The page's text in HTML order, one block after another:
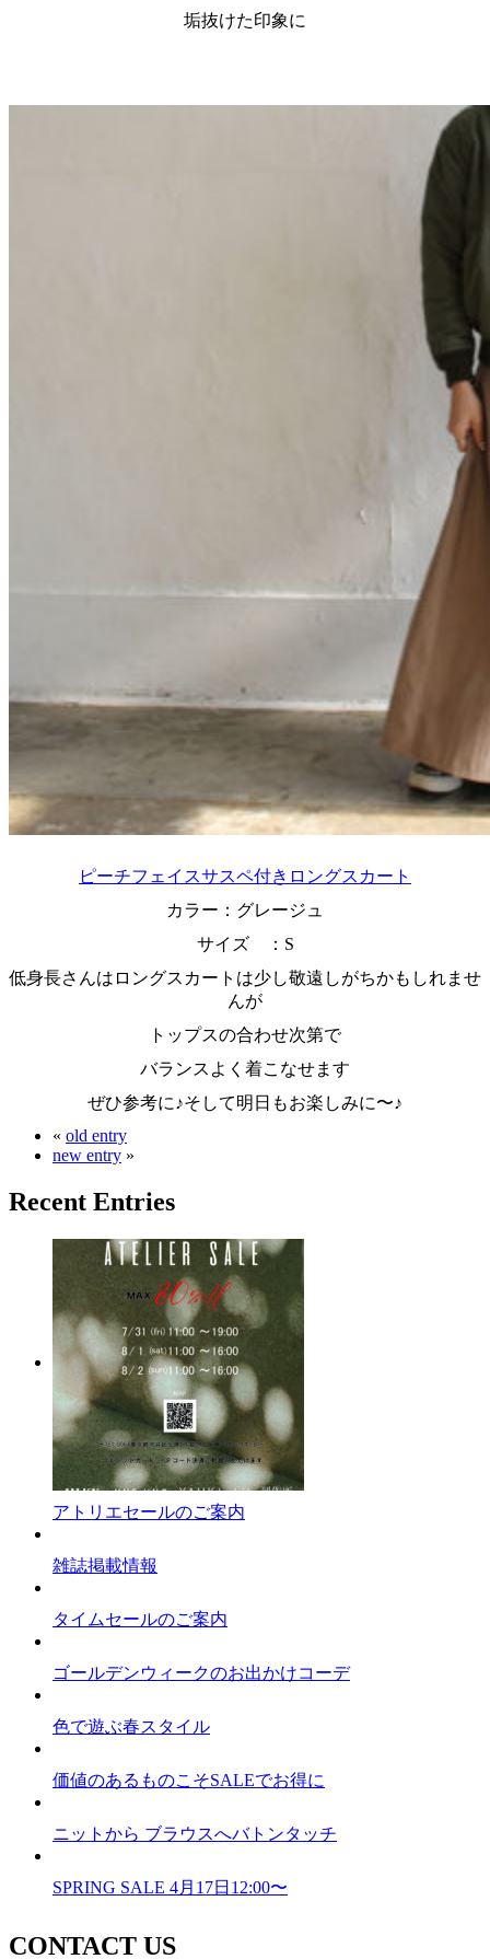
垢抜けた印象に
ピーチフェイスサスペ付きロングスカート
カラー：グレージュ
サイズ ：S
低身長さんはロングスカートは少し敬遠しがちかもしれませ
んが
トップスの合わせ次第で
バランスよく着こなせます
ぜひ参考に♪そして明日もお楽しみに〜♪
« old entry
new entry »
Recent Entries
アトリエセールのご案内
雑誌掲載情報
タイムセールのご案内
ゴールデンウィークのお出かけコーデ
色で遊ぶ春スタイル
価値のあるものこそSALEでお得に
ニットから ブラウスへバトンタッチ
SPRING SALE 4月17日12:00〜
CONTACT US